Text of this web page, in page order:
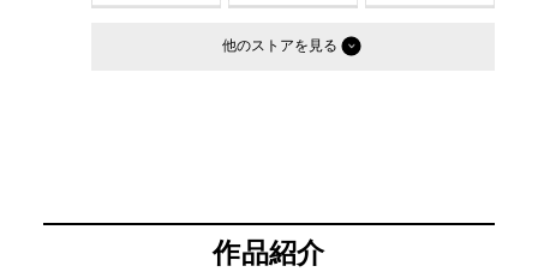
他のストア
作品紹介